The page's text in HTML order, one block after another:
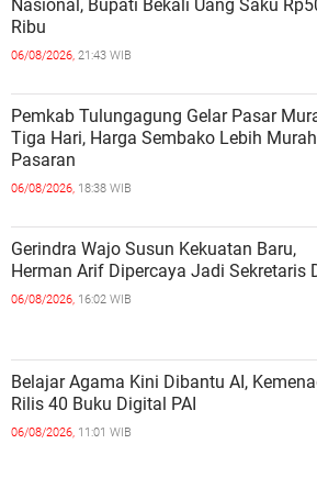
Nasional, Bupati Bekali Uang Saku
Ribu
06/08/2026, 21:43 WIB
Pemkab Tulungagung Gelar Pasar
Tiga Hari, Harga Sembako Lebih
Pasaran
06/08/2026, 18:38 WIB
Gerindra Wajo Susun Kekuatan Baru,
Herman Arif Dipercaya Jadi Sekretaris
06/08/2026, 16:02 WIB
Belajar Agama Kini Dibantu AI,
Rilis 40 Buku Digital PAI
06/08/2026, 11:01 WIB